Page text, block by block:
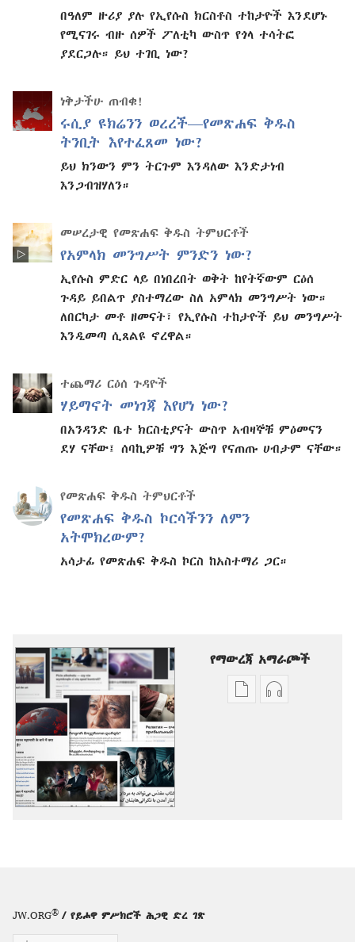
በዓለም ዙሪያ ያሉ የኢየሱስ ክርስቶስ ተከታዮች እንደሆኑ
የሚናገሩ ብዙ ሰዎች ፖለቲካ ውስጥ የጎላ ተሳትፎ
ያደርጋሉ። ይህ ተገቢ ነው?
ነቅታችሁ ጠብቁ!
ሩሲያ ዩክሬንን ወረረች—የመጽሐፍ ቅዱስ
ትንቢት እየተፈጸመ ነው?
ይህ ክንውን ምን ትርጉም እንዳለው እንድታነብ
እንጋብዝሃለን።
መሠረታዊ የመጽሐፍ ቅዱስ ትምህርቶች
የአምላክ መንግሥት ምንድን ነው?
ኢየሱስ ምድር ላይ በነበረበት ወቅት ከየትኛውም ርዕሰ
ጉዳይ ይበልጥ ያስተማረው ስለ አምላክ መንግሥት ነው።
ለበርካታ መቶ ዘመናት፣ የኢየሱስ ተከታዮች ይህ መንግሥት
እንዲመጣ ሲጸልዩ ኖረዋል።
ተጨማሪ ርዕሰ ጉዳዮች
ሃይማኖት መነገጃ እየሆነ ነው?
በአንዳንድ ቤተ ክርስቲያናት ውስጥ አብዛኞቹ ምዕመናን
ደሃ ናቸው፤ ሰባኪዎቹ ግን እጅግ የናጠጡ ሀብታም ናቸው።
የመጽሐፍ ቅዱስ ትምህርቶች
የመጽሐፍ ቅዱስ ኮርሳችንን ለምን
አትሞክረውም?
አሳታፊ የመጽሐፍ ቅዱስ ኮርስ ከአስተማሪ ጋር።
የማውረጃ አማራጮች
የሕትመትኦዲዮዎችን
JW.ORG® / የይሖዋ ምሥክሮች ሕጋዊ ድረ ገጽ